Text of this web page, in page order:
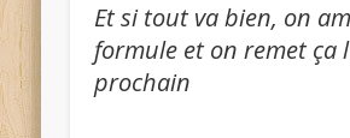
Et si tout va bien, on
formule et on remet ça
prochain